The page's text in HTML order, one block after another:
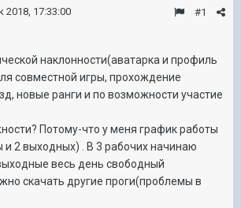
#1
2018, 17:33:00
наклонности(аватарка и профиль
совместной игры, прохождение
новые ранги и по возможности участие
Потому-что у меня график работы
и 2 выходных) . В 3 рабочих начинаю
весь день свободный
скачать другие проги(проблемы в